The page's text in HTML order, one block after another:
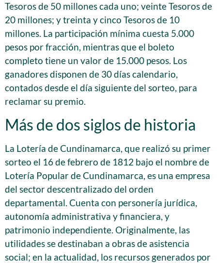
Tesoros de 50 millones cada uno; veinte Tesoros de
20 millones; y treinta y cinco Tesoros de 10
millones. La participación mínima cuesta 5.000
pesos por fracción, mientras que el boleto
completo tiene un valor de 15.000 pesos. Los
ganadores disponen de 30 días calendario,
contados desde el día siguiente del sorteo, para
reclamar su premio.
Más de dos siglos de historia
La Lotería de Cundinamarca, que realizó su primer
sorteo el 16 de febrero de 1812 bajo el nombre de
Lotería Popular de Cundinamarca, es una empresa
del sector descentralizado del orden
departamental. Cuenta con personería jurídica,
autonomía administrativa y financiera, y
patrimonio independiente. Originalmente, las
utilidades se destinaban a obras de asistencia
social; en la actualidad, los recursos generados por